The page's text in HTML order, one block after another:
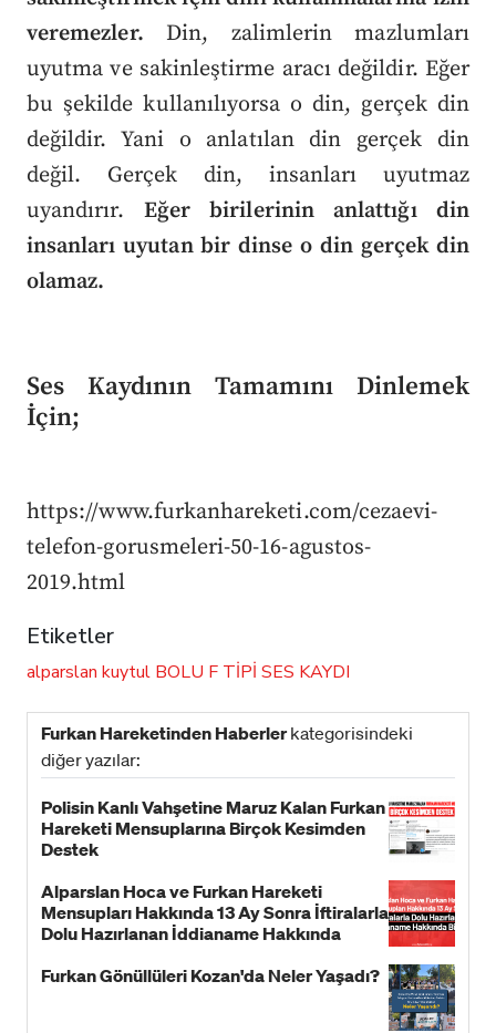
veremezler. Din, zalimlerin mazlumları
uyutma ve sakinleştirme aracı değildir. Eğer
bu şekilde kullanılıyorsa o din, gerçek din
değildir. Yani o anlatılan din gerçek din
değil. Gerçek din, insanları uyutmaz
uyandırır. Eğer birilerinin anlattığı din
insanları uyutan bir dinse o din gerçek din
olamaz.
Ses Kaydının Tamamını Dinlemek
İçin;
https://www.furkanhareketi.com/cezaevi-
telefon-gorusmeleri-50-16-agustos-
2019.html
Etiketler
alparslan kuytul BOLU F TİPİ SES KAYDI
Furkan Hareketinden Haberlerkategorisindeki
diğer yazılar:
Polisin Kanlı Vahşetine Maruz Kalan Furkan
Hareketi Mensuplarına Birçok Kesimden
Destek
Alparslan Hoca ve Furkan Hareketi
Mensupları Hakkında 13 Ay Sonra İftiralarla
Dolu Hazırlanan İddianame Hakkında
Furkan Gönüllüleri Kozan'da Neler Yaşadı?